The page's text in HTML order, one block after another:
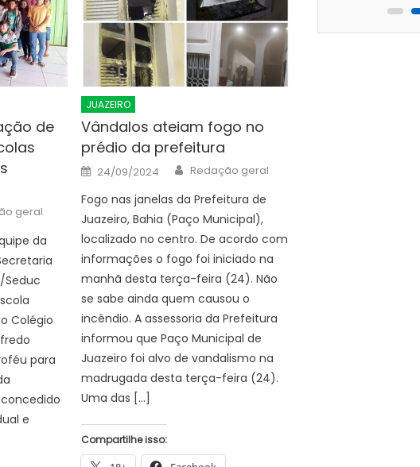
de
geral
da
Seduc
Colégio
para
e
JUAZEIRO
Vândalos ateiam fogo no
prédio da prefeitura
Posted
on
24/09/2024 Author
Redação geral
Fogo nas janelas da Prefeitura de
Juazeiro, Bahia (Paço Municipal),
localizado no centro. De acordo com
informações o fogo foi iniciado na
manhã desta terça-feira (24). Não
se sabe ainda quem causou o
incêndio. A assessoria da Prefeitura
informou que Paço Municipal de
Juazeiro foi alvo de vandalismo na
madrugada desta terça-feira (24).
Uma das […]
Compartilhe isso: